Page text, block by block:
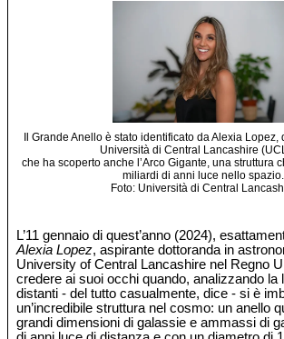
Il Grande Anello è stato identificato da Alexia
Università di Central Lancashire
che ha scoperto anche l’Arco Gigante, una struttura
miliardi di anni luce nello spazio.
Foto: Università di Central
L’11 gennaio di quest’anno (2024),
Alexia Lopez, aspirante dottoranda in
University of Central Lancashire nel Regno
credere ai suoi occhi quando, analizzando la
distanti - del tutto casualmente, dice - si è
un’incredibile struttura nel cosmo: un anello
grandi dimensioni di galassie e ammassi di